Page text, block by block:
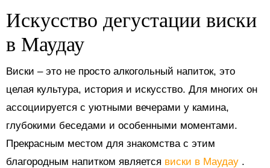
Искусство дегустации виски
в Маудау
Виски – это не просто алкогольный напиток, это
целая культура, история и искусство. Для многих он
ассоциируется с уютными вечерами у камина,
глубокими беседами и особенными моментами.
Прекрасным местом для знакомства с этим
благородным напитком является виски в Маудау .